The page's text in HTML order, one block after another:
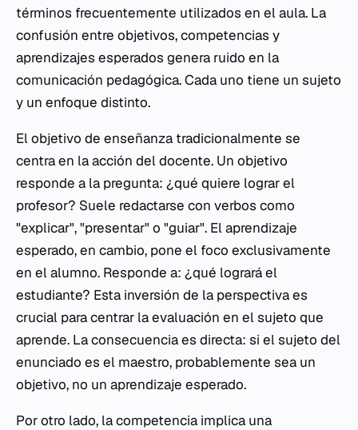
términos frecuentemente utilizados en el aula. La
confusión entre objetivos, competencias y
aprendizajes esperados genera ruido en la
comunicación pedagógica. Cada uno tiene un sujeto
y un enfoque distinto.
El objetivo de enseñanza tradicionalmente se
centra en la acción del docente. Un objetivo
responde a la pregunta: ¿qué quiere lograr el
profesor? Suele redactarse con verbos como
"explicar", "presentar" o "guiar". El aprendizaje
esperado, en cambio, pone el foco exclusivamente
en el alumno. Responde a: ¿qué logrará el
estudiante? Esta inversión de la perspectiva es
crucial para centrar la evaluación en el sujeto que
aprende. La consecuencia es directa: si el sujeto del
enunciado es el maestro, probablemente sea un
objetivo, no un aprendizaje esperado.
Por otro lado, la competencia implica una